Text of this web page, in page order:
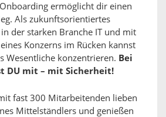
ermöglicht dir einen
Als zukunftsorientiertes
der starken Branche IT und mit
Konzerns im Rücken kannst
Wesentliche konzentrieren. Bei
DU mit – mit Sicherheit!
fast 300 Mitarbeitenden lieben
Mittelständlers und genießen